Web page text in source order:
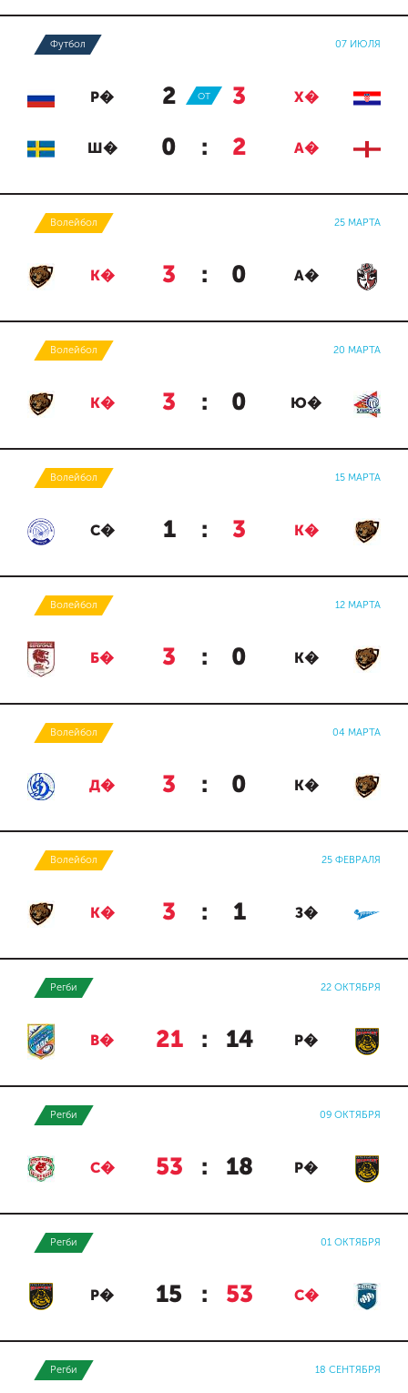
Футбол 07 ИЮЛЯ
Р� 2 : 3 Х�
ОТ
Ш� 0 : 2 А�
Волейбол 25 МАРТА
К� 3 : 0 А�
Волейбол 20 МАРТА
К� 3 : 0 Ю�
Волейбол 15 МАРТА
С� 1 : 3 К�
Волейбол 12 МАРТА
Б� 3 : 0 К�
Волейбол 04 МАРТА
Д� 3 : 0 К�
Волейбол 25 ФЕВРАЛЯ
К� 3 : 1 З�
Регби 22 ОКТЯБРЯ
В� 21 : 14 Р�
Регби 09 ОКТЯБРЯ
С� 53 : 18 Р�
Регби 01 ОКТЯБРЯ
Р� 15 : 53 С�
Регби 18 СЕНТЯБРЯ